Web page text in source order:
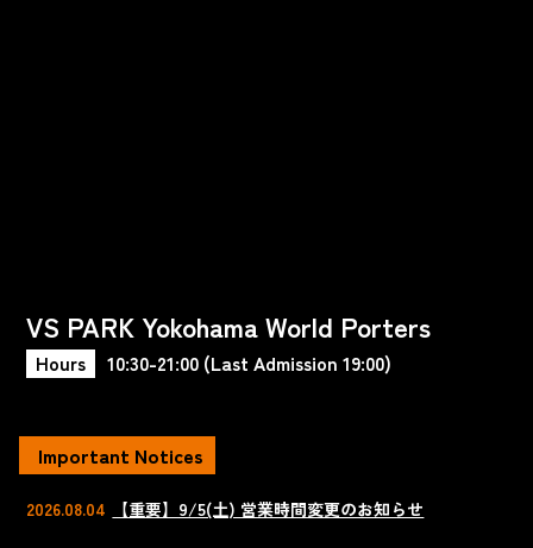
VS PARK Yokohama World Porters
Hours 10:30-21:00 (Last Admission 19:00)
Important Notices
2026.08.04 【重要】9/5(土) 営業時間変更のお知らせ